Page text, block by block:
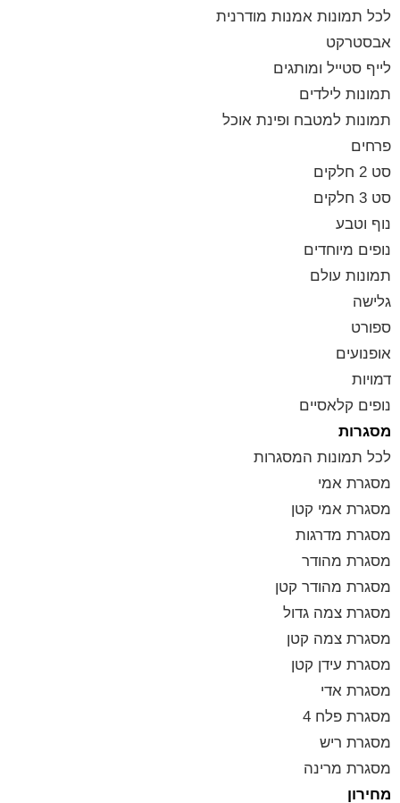
לכל תמונות אמנות מודרנית
אבסטרקט
לייף סטייל ומותגים
תמונות לילדים
תמונות למטבח ופינת אוכל
פרחים
סט 2 חלקים
סט 3 חלקים
נוף וטבע
נופים מיוחדים
תמונות עולם
גלישה
ספורט
אופנועים
דמויות
נופים קלאסיים
מסגרות
לכל תמונות המסגרות
מסגרת אמי
מסגרת אמי קטן
מסגרת מדרגות
מסגרת מהודר
מסגרת מהודר קטן
מסגרת צמה גדול
מסגרת צמה קטן
מסגרת עידן קטן
מסגרת אדי
מסגרת פלח 4
מסגרת ריש
מסגרת מרינה
מחירון